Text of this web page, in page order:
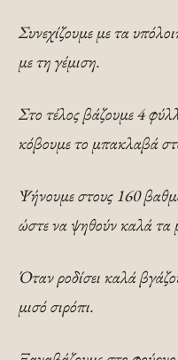
Συνεχίζουμε με τα
με τη γέμιση.
Στο τέλος βάζουμε 4
κόβουμε το μπακλαβά
Ψήνουμε στους 160
ώστε να ψηθούν καλά τα
Όταν ροδίσει καλά
μισό σιρόπι.